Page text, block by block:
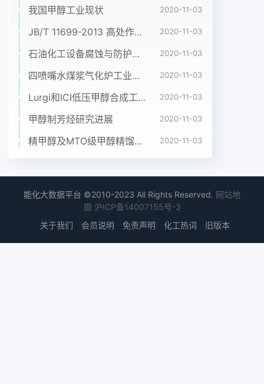
很好的消费基础.2.1.1区位与资源优势品牌优势比较
和，年平均气温为12.8 C-15.5曾长中国煤化工8说明
河南省乳C。处于广袤的黄河湿地和豫南、豫东地处
欢亚制品的，地方品牌前大陆桥交汇地带，具备最佳
的奶牛养殖自然环境。景光MYHCNMHG20111.5/11
7农产品加工63|试验研究框目主持人:虯的单.Shiyan
Yanju2.2劣势分析2.3 机遇分析2.2.1企业数量多 且
巨头据悉，河南目前有乳品加工能力的企业多达产品
的品牌形象在消费者心目中严重受损，受创企100多
家，但大多企业生产规模偏小，年产值超过业让出了
巨大的市场空间，消费者更加趋向于理性1亿元的仅
有15家左右,觖乏真正意义上具有带消费，不再盲目
地追求大品牌，这给在夹缝中求生动性的龙头企业。
我国甲醇工业现状 2020-11-03
JB/T 11699-2013 高处作业吊篮安装、拆卸、使用技术规程 2020-11-03
石油化工设备腐蚀与防护参考书十本免费下载，绝版珍藏 2020-11-03
四喷嘴水煤浆气化炉工业应用情况简介 2020-11-03
Lurgi和ICI低压甲醇合成工艺比较 2020-11-03
甲醇制芳烃研究进展 2020-11-03
精甲醇及MTO级甲醇精馏工艺技术进展 2020-11-03
能化大数据平台 ©2010-2023 All Rights Reserved. 网站地
图 沪ICP备14007155号-3
关于我们
会员说明 免责声明 化工热词 旧版本